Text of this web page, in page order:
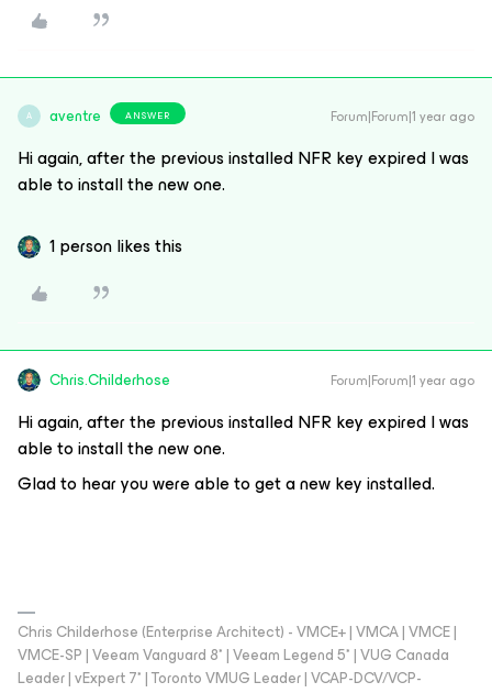
A aventre ANSWER Forum|Forum|1 year ago
Hi again, after the previous installed NFR key expired I was
able to install the new one.
1 person likes this
Chris.Childerhose Forum|Forum|1 year ago
Hi again, after the previous installed NFR key expired I was
able to install the new one.
Glad to hear you were able to get a new key installed.
Chris Childerhose (Enterprise Architect) - VMCE+ | VMCA | VMCE |
VMCE-SP | Veeam Vanguard 8* | Veeam Legend 5* | VUG Canada
Leader | vExpert 7* | Toronto VMUG Leader | VCAP-DCV/VCP-